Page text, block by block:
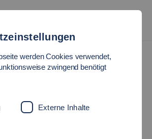
werden Cookies verwendet,
zwingend benötigt
Externe Inhalte